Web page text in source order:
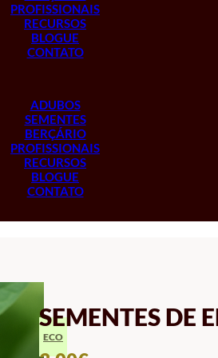
PROFISSIONAIS
RECURSOS
BLOGUE
CONTATO
ADUBOS
SEMENTES
BERÇÁRIO
PROFISSIONAIS
RECURSOS
BLOGUE
CONTATO
SEMENTES DE
ECO